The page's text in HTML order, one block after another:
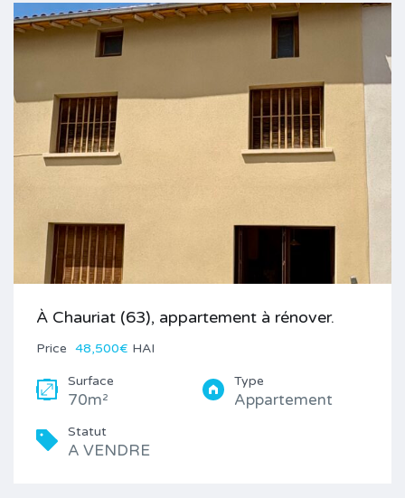
À Chauriat (63), appartement à rénover.
Price 48,500€ HAI
Surface
70m²
Type
Appartement
Statut
A VENDRE